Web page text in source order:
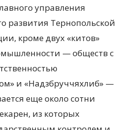
управления
развития Тернопольской
кроме двух «китов»
— обществ с
и «Надзбруччяхлиб» —
еще около сотни
из которых